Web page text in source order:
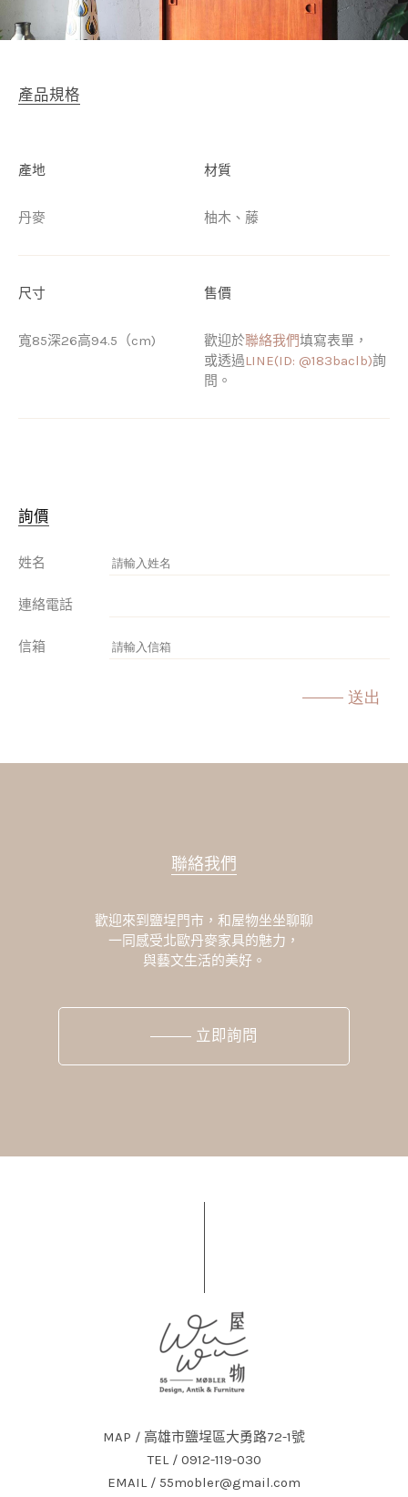
產品規格
產地
丹麥
材質
柚木、藤
尺寸
寬85深26高94.5（cm)
售價
歡迎於聯絡我們填寫表單，
或透過LINE(ID: @183baclb)詢
問。
詢價
姓名
連絡電話
信箱
送出
聯絡我們
歡迎來到鹽埕門市，和屋物坐坐聊聊
一同感受北歐丹麥家具的魅力，
與藝文生活的美好。
立即詢問
MAP / 高雄市鹽埕區大勇路72-1號
TEL / 0912-119-030
EMAIL / 55mobler@gmail.com